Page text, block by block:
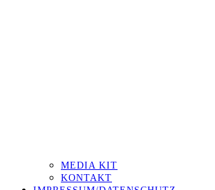
MEDIA KIT
KONTAKT